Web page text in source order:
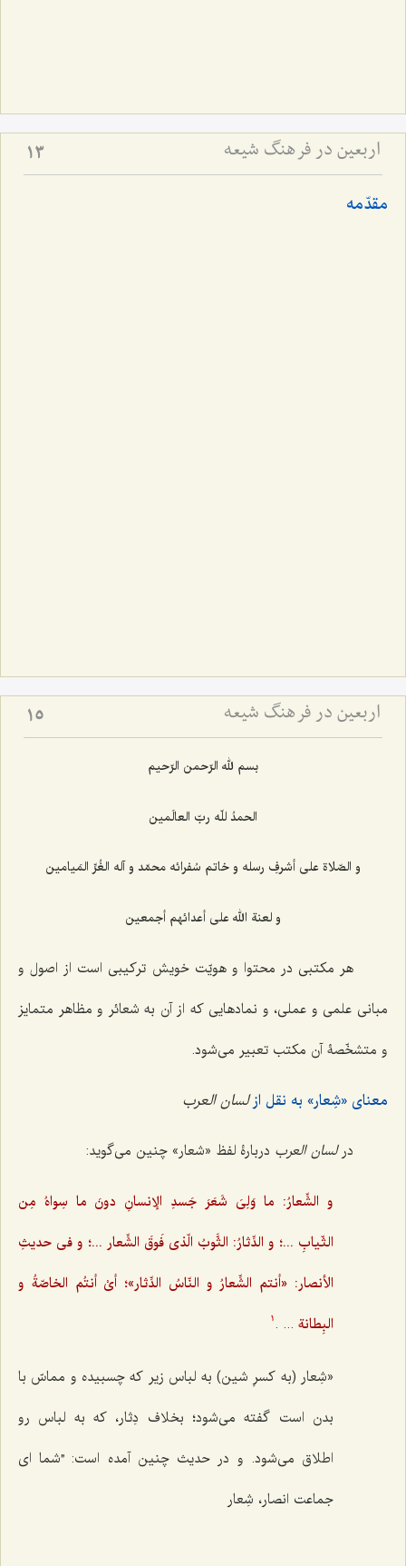
اربعین در فرهنگ شیعه 13
مقدّمه
اربعین در فرهنگ شیعه 15
بسم لله الرّحمن الرّحیم
الحمدُ للّه ربّ العالَمین
و الصّلاة علی أشرفِ رسله و خاتم سُفرائه محمّد و آله الغُرِّ المَیامین
و لعنة الله علی أعدائهم أجمعین
هر مکتبی در محتوا و هویّت خویش ترکیبی است از اصول و
مبانی علمی و عملی، و نمادهایی که از آن به شعائر و مظاهر متمایز
و متشخّصۀ آن مکتب تعبیر می‌شود.
معنای «شِعار» به نقل ازلسان العرب
درلسان العرب دربارۀ لفظ «شعار» چنین می‌گوید:
و الشِّعارُ: ما وَلِیَ شَعَرَ جَسدِ الإنسانِ دونَ ما سِواهُ مِن
الثّیابِ ...؛ و الدِّثارُ: الثَّوبُ الّذی فَوقَ الشِّعار ...؛ و فی حدیثِ
الأنصار: «أنتم الشِّعارُ و النّاسُ الدِّثار»؛ أیْ أنتُم الخاصّةُ و
البِطانة ... .
1
«شِعار (به کسرِ شین) به لباس زیر که چسبیده و مماسّ با
بدن است گفته می‌شود؛ بخلاف دِثار، که به لباس رو
اطلاق می‌شود. و در حدیث چنین آمده است: ”شما ای
جماعت انصار، شِعار